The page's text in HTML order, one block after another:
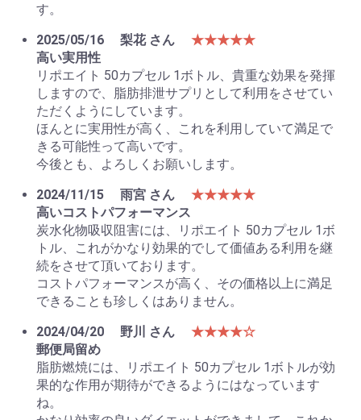
す。
2025/05/16
梨花 さん
★★★★★
高い実用性
リポエイト 50カプセル 1ボトル、貴重な効果を発揮
しますので、脂肪排泄サプリとして利用をさせてい
ただくようにしています。
ほんとに実用性が高く、これを利用していて満足で
きる可能性って高いです。
今後とも、よろしくお願いします。
2024/11/15
雨宮 さん
★★★★★
高いコストパフォーマンス
炭水化物吸収阻害には、リポエイト 50カプセル 1ボ
トル、これがかなり効果的でして価値ある利用を継
続をさせて頂いております。
コストパフォーマンスが高く、その価格以上に満足
できることも珍しくはありません。
2024/04/20
野川 さん
★★★★☆
郵便局留め
脂肪燃焼には、リポエイト 50カプセル 1ボトルが効
果的な作用が期待ができるようにはなっています
ね。